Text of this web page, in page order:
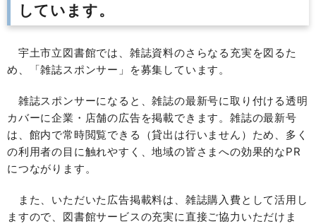
しています。
宇土市立図書館では、雑誌資料のさらなる充実を図るた
め、「雑誌スポンサー」を募集しています。
雑誌スポンサーになると、雑誌の最新号に取り付ける透明
カバーに企業・店舗の広告を掲載できます。雑誌の最新号
は、館内で常時閲覧できる（貸出は行いません）ため、多く
の利用者の目に触れやすく、地域の皆さまへの効果的なPR
につながります。
また、いただいた広告掲載料は、雑誌購入費として活用し
ますので、図書館サービスの充実に直接ご協力いただけま